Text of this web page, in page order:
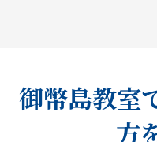
御幣島教室
方